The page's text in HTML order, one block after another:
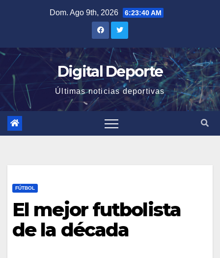
Dom. Ago 9th, 2026 6:23:41 AM
Digital Deporte
Últimas noticias deportivas
FÚTBOL
El mejor futbolista
de la década